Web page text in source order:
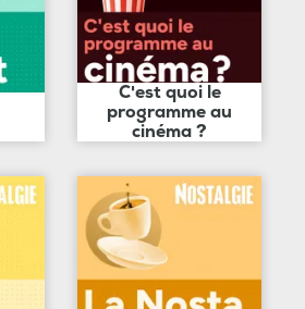
C'est quoi le
programme au
cinéma ?